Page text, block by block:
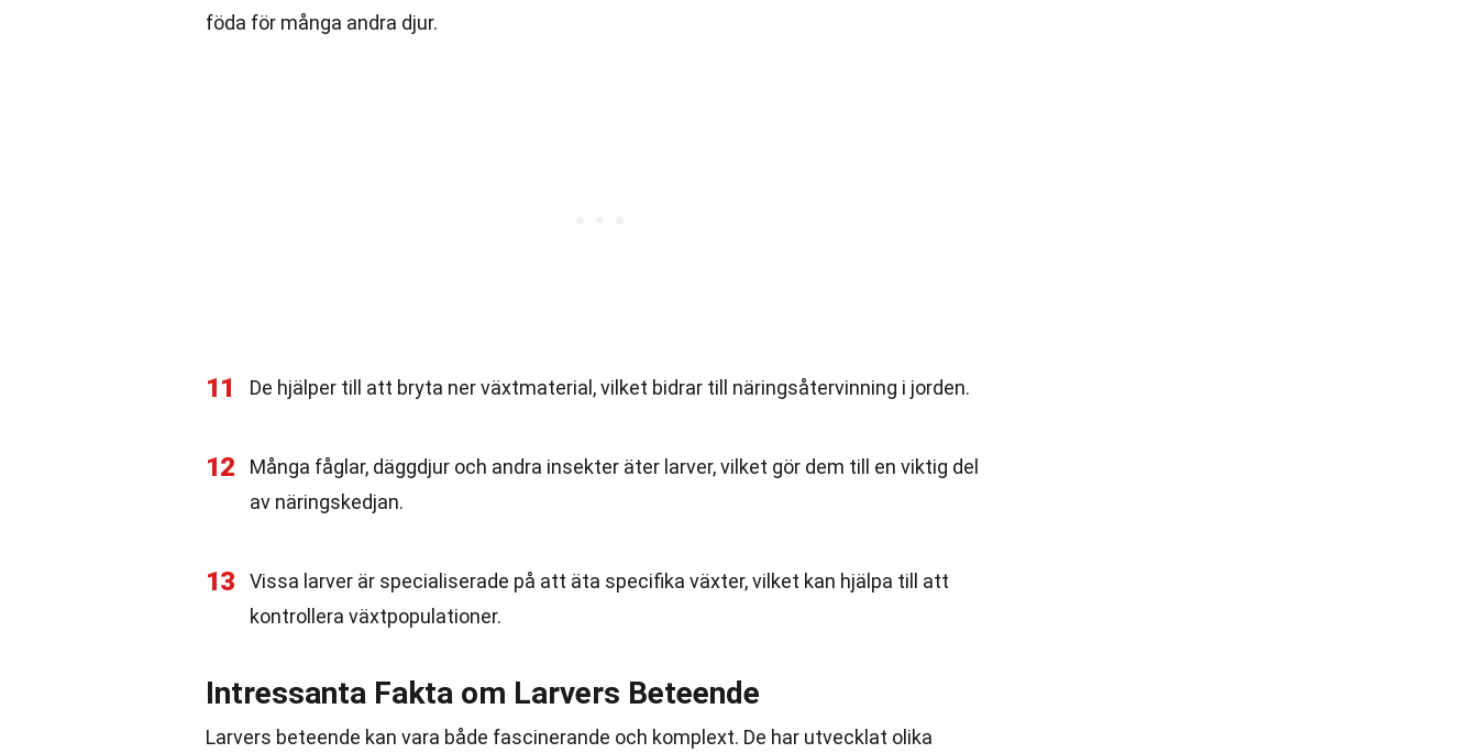
föda för många andra djur.
11 De hjälper till att bryta ner växtmaterial, vilket bidrar till näringsåtervinning i jorden.
12
Många fåglar, däggdjur och andra insekter äter larver, vilket gör dem till en viktig del
av näringskedjan.
13
Vissa larver är specialiserade på att äta specifika växter, vilket kan hjälpa till att
kontrollera växtpopulationer.
Intressanta Fakta om Larvers Beteende
Larvers beteende kan vara både fascinerande och komplext. De har utvecklat olika